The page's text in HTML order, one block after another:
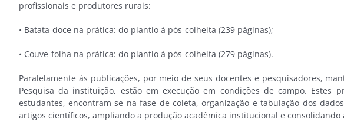
profissionais e produtores rurais:
• Batata-doce na prática: do plantio à pós-colheita (239 páginas);
• Couve-folha na prática: do plantio à pós-colheita (279 páginas).
Paralelamente às publicações, por meio de seus docentes e pesquisadores,
Pesquisa da instituição, estão em execução em condições de campo.
estudantes, encontram-se na fase de coleta, organização e tabulação dos
artigos científicos, ampliando a produção acadêmica institucional e consolidando